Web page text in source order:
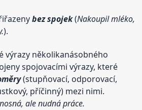
bez spojek(Nakoupil mléko,
).
výrazy několikanásobného
spojovacími výrazy, které
(stupňovací, odporovací,
příčinný) mezi nimi.
ale nudná práce.